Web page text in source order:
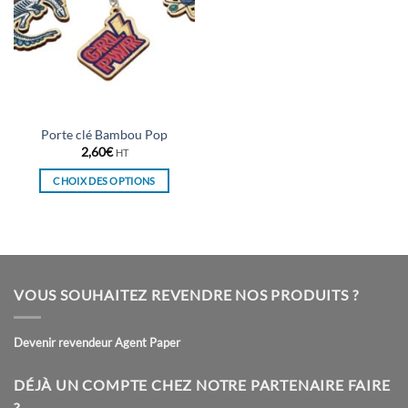
Porte clé Bambou Pop
2,60€ HT
CHOIX DES OPTIONS
plusieurs
Les
peuvent
sur
VOUS SOUHAITEZ REVENDRE NOS PRODUITS ?
Devenir revendeur Agent Paper
DÉJÀ UN COMPTE CHEZ NOTRE PARTENAIRE FAIRE